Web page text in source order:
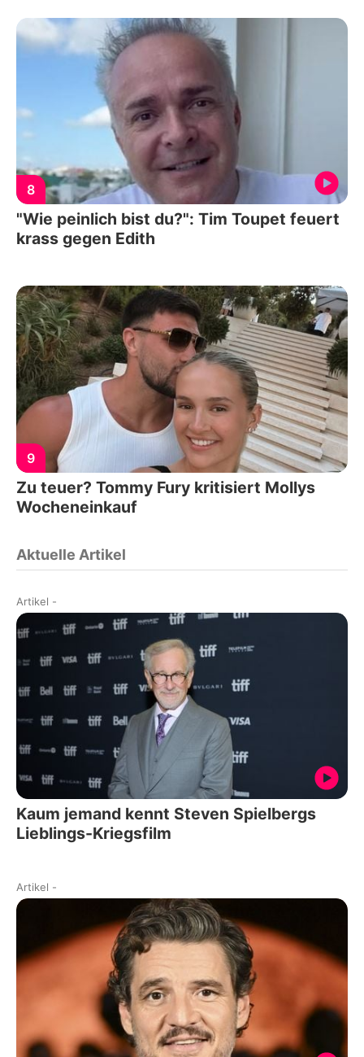
8
"Wie peinlich bist du?": Tim Toupet feuert
krass gegen Edith
9
Zu teuer? Tommy Fury kritisiert Mollys
Wocheneinkauf
Aktuelle Artikel
Artikel -
Kaum jemand kennt Steven Spielbergs
Lieblings-Kriegsfilm
Artikel -